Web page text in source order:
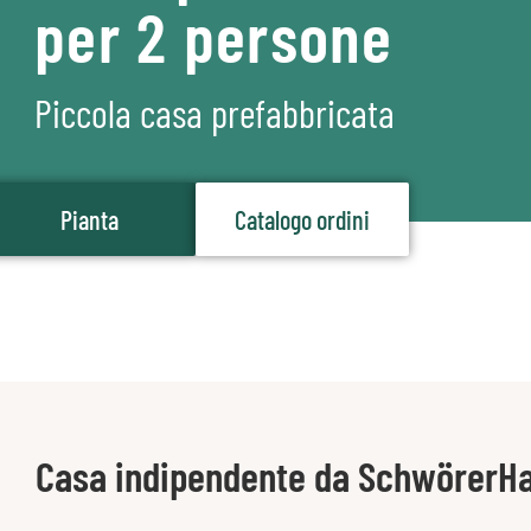
per 2 persone
Piccola casa prefabbricata
Pianta Catalogo ordini
Casa indipendente da